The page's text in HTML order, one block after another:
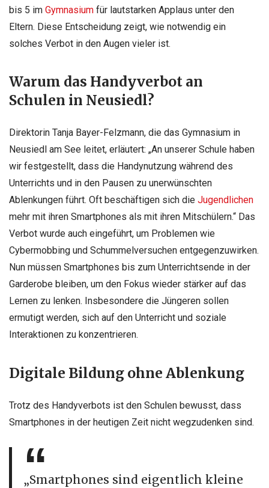
bis 5 im Gymnasium für lautstarken Applaus unter den
Eltern. Diese Entscheidung zeigt, wie notwendig ein
solches Verbot in den Augen vieler ist.
Warum das Handyverbot an
Schulen in Neusiedl?
Direktorin Tanja Bayer-Felzmann, die das Gymnasium in
Neusiedl am See leitet, erläutert: „An unserer Schule haben
wir festgestellt, dass die Handynutzung während des
Unterrichts und in den Pausen zu unerwünschten
Ablenkungen führt. Oft beschäftigen sich die Jugendlichen
mehr mit ihren Smartphones als mit ihren Mitschülern.“ Das
Verbot wurde auch eingeführt, um Problemen wie
Cybermobbing und Schummelversuchen entgegenzuwirken.
Nun müssen Smartphones bis zum Unterrichtsende in der
Garderobe bleiben, um den Fokus wieder stärker auf das
Lernen zu lenken. Insbesondere die Jüngeren sollen
ermutigt werden, sich auf den Unterricht und soziale
Interaktionen zu konzentrieren.
Digitale Bildung ohne Ablenkung
Trotz des Handyverbots ist den Schulen bewusst, dass
Smartphones in der heutigen Zeit nicht wegzudenken sind.
„Smartphones sind eigentlich kleine